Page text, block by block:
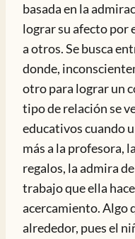
basada en la
lograr su afecto por
a otros. Se busca
donde,
otro para lograr un
tipo de relación se
educativos cuando
más a la profesora,
regalos, la admira
trabajo que ella
acercamiento. Algo
alrededor, pues el